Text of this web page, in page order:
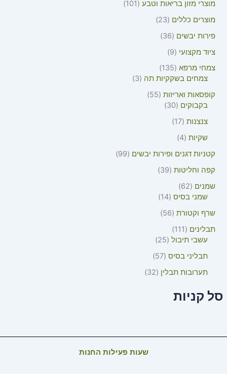
מוצרי מזון בריאות וטבע
101
מוצרים כללים
23
פירות יבשים
36
ציוד מקצועי
9
צמחי מרפא 135
צמחים בשקקיות תה
3
קופסאות ואריזות 55
בקבוקים
30
צנצנות 17
שקיות 4
קטניות דגנים ופירות יבשים
99
קפה וחליטות 39
שמנים
62
שמני בסיס 14
שרף וקטורת 56
תבלינים
111
עשבי תיבול 25
תבליני בסיס 57
תערובות תבלין
32
סל קניות
שעות פעילות החנות